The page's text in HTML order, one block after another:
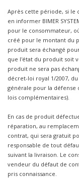
Après cette période, si le
en informer BIMER
pour le consommateur,
créé pour le montant du
produit sera échangé
que l'état du produit soit
produit ne sera pas
décret-loi royal 1/2007,
générale pour la défense
lois complémentaires).
En cas de produit
réparation, au
contrat, qui sera gratuit
responsable de tout
suivant la livraison. Le
vendeur du défaut de
pris connaissance.